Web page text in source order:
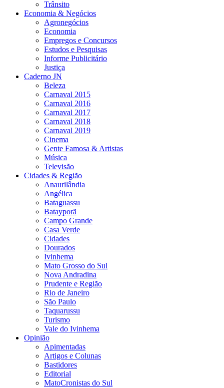
Trânsito
Economia & Negócios
Agronegócios
Economia
Empregos e Concursos
Estudos e Pesquisas
Informe Publicitário
Justiça
Caderno JN
Beleza
Carnaval 2015
Carnaval 2016
Carnaval 2017
Carnaval 2018
Carnaval 2019
Cinema
Gente Famosa & Artistas
Música
Televisão
Cidades & Região
Anaurilândia
Angélica
Bataguassu
Batayporã
Campo Grande
Casa Verde
Cidades
Dourados
Ivinhema
Mato Grosso do Sul
Nova Andradina
Prudente e Região
Rio de Janeiro
São Paulo
Taquarussu
Turismo
Vale do Ivinhema
Opinião
Apimentadas
Artigos e Colunas
Bastidores
Editorial
MatoCronistas do Sul